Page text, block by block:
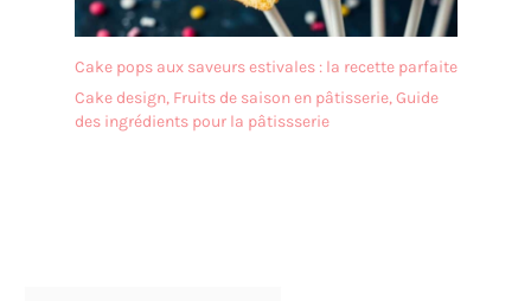
Cake pops aux saveurs estivales : la recette parfaite
Cake design, Fruits de saison en pâtisserie,Guide
des ingrédients pour la pâtissserie